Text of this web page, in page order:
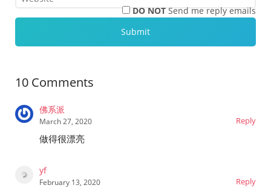
DO NOT Send me reply emails
10 Comments
佛系派
Reply
March 27, 2020
做得很漂亮
yf
Reply
February 13, 2020